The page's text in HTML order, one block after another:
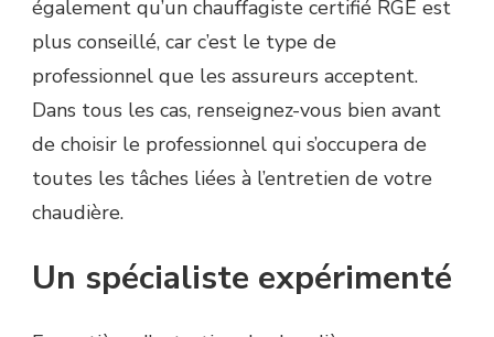
également qu’un chauffagiste certifié RGE est
plus conseillé, car c’est le type de
professionnel que les assureurs acceptent.
Dans tous les cas, renseignez-vous bien avant
de choisir le professionnel qui s’occupera de
toutes les tâches liées à l’entretien de votre
chaudière.
Un spécialiste expérimenté